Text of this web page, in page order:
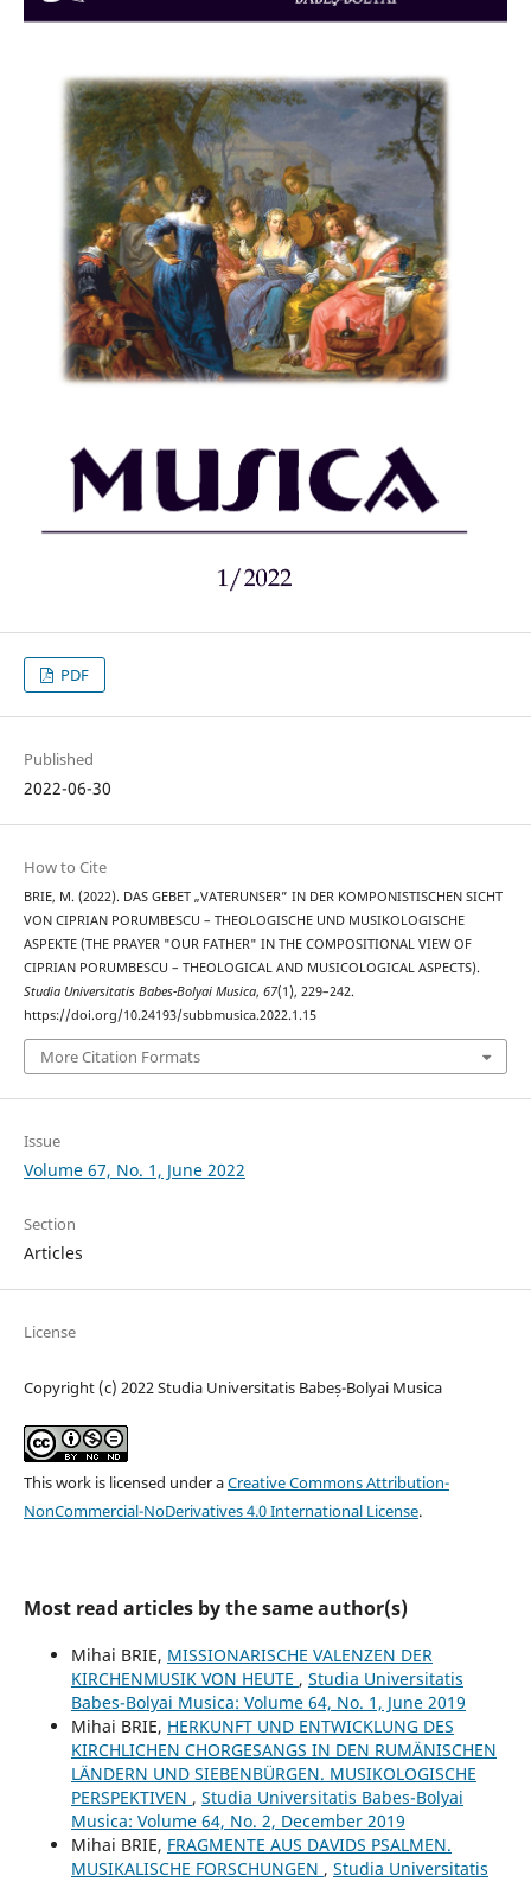
PDF
Published
2022-06-30
How to Cite
BRIE, M. (2022). DAS GEBET „VATERUNSER” IN DER KOMPONISTISCHEN SICHT
VON CIPRIAN PORUMBESCU – THEOLOGISCHE UND MUSIKOLOGISCHE
ASPEKTE (THE PRAYER "OUR FATHER" IN THE COMPOSITIONAL VIEW OF
CIPRIAN PORUMBESCU – THEOLOGICAL AND MUSICOLOGICAL ASPECTS).
Studia Universitatis Babes-Bolyai Musica, 67(1), 229–242.
https://doi.org/10.24193/subbmusica.2022.1.15
More Citation Formats
Issue
Volume 67, No. 1, June 2022
Section
Articles
License
Copyright (c) 2022 Studia Universitatis Babeș-Bolyai Musica
This work is licensed under aCreative Commons Attribution-
NonCommercial-NoDerivatives 4.0 International License.
Most read articles by the same author(s)
Mihai BRIE, MISSIONARISCHE VALENZEN DER
KIRCHENMUSIK VON HEUTE , Studia Universitatis
Babes-Bolyai Musica: Volume 64, No. 1, June 2019
Mihai BRIE, HERKUNFT UND ENTWICKLUNG DES
KIRCHLICHEN CHORGESANGS IN DEN RUMÄNISCHEN
LÄNDERN UND SIEBENBÜRGEN. MUSIKOLOGISCHE
PERSPEKTIVEN , Studia Universitatis Babes-Bolyai
Musica: Volume 64, No. 2, December 2019
Mihai BRIE, FRAGMENTE AUS DAVIDS PSALMEN.
MUSIKALISCHE FORSCHUNGEN , Studia Universitatis